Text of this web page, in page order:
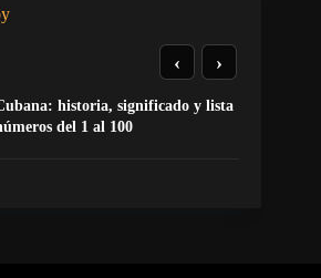
historia, significado y lista
del 1 al 100
‹ ›